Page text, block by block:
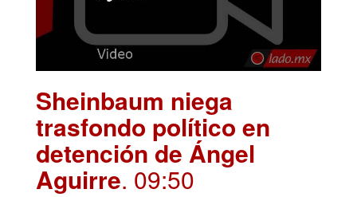
Sheinbaum niega
trasfondo político en
detención de Ángel
Aguirre. 09:50